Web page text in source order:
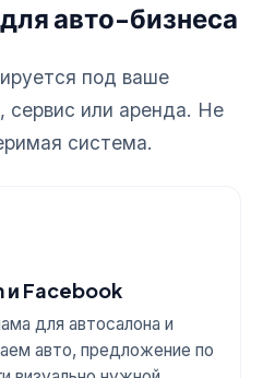
авто-бизнеса
под ваше
сервис или аренда. Не
система.
и Facebook
для автосалона и
авто, предложение по